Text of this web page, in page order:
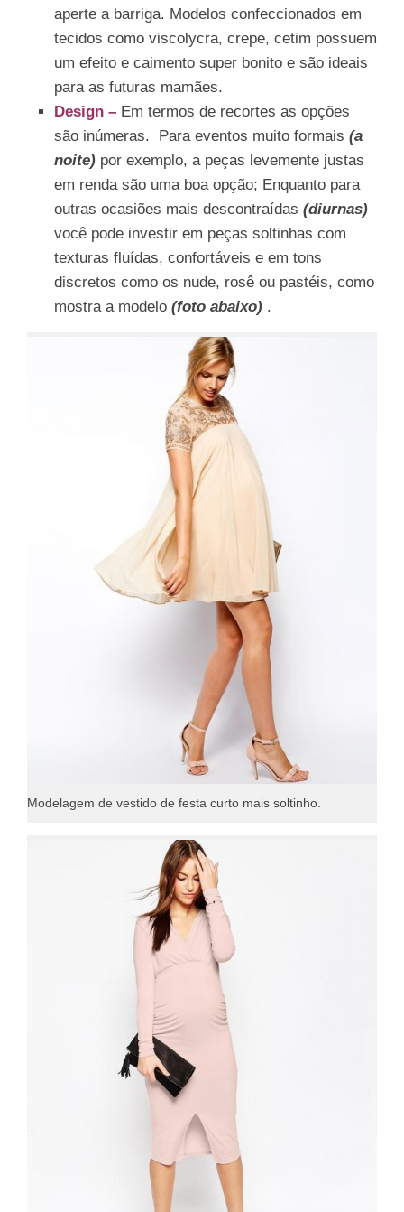
aperte a barriga. Modelos confeccionados em
tecidos como viscolycra, crepe, cetim possuem
um efeito e caimento super bonito e são ideais
para as futuras mamães.
Design – Em termos de recortes as opções
são inúmeras. Para eventos muito formais (a
noite) por exemplo, a peças levemente justas
em renda são uma boa opção; Enquanto para
outras ocasiões mais descontraídas (diurnas)
você pode investir em peças soltinhas com
texturas fluídas, confortáveis e em tons
discretos como os nude, rosê ou pastéis, como
mostra a modelo (foto abaixo) .
Modelagem de vestido de festa curto mais soltinho.